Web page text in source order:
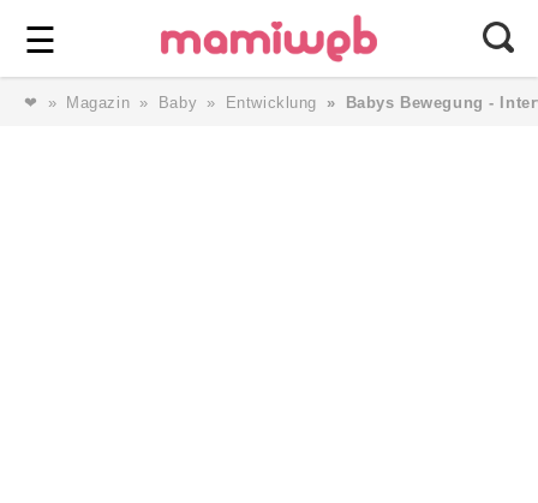
☰ ⎯ Wir lieben Familie ⎯
❤ Magazin Baby Entwicklung Babys Bewegung -